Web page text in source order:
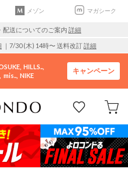
メゾン マガシーク
配送についてのご案内 詳細
｜7/30 (木) 14時〜 送料改訂詳細
HILLS..
mis.. NIKE
キャンペーン